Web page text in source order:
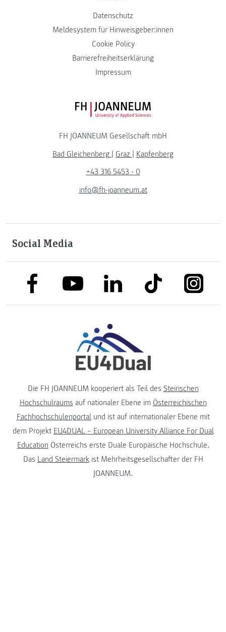
Datenschutz
Meldesystem für Hinweisgeber:innen
Cookie Policy
Barrierefreiheitserklärung
Impressum
FH JOANNEUM Logo
FH JOANNEUM Gesellschaft mbH
Bad Gleichenberg | Graz | Kapfenberg
+43 316 5453 - 0
info@fh-joanneum.at
Social Media
link to facebooklink to youtubelink to linkedinlink to tiktok link to
Die FH JOANNEUM kooperiert als Teil des Steirischen
Hochschulraums auf nationaler Ebene im Österreichischen
Fachhochschulenportalund ist auf internationaler Ebene mit
dem Projekt EU4DUAL – European University Alliance For Dual
Education Österreichs erste Duale Europäische Hochschule.
Das Land Steiermarkist Mehrheitsgesellschafter der FH
JOANNEUM.